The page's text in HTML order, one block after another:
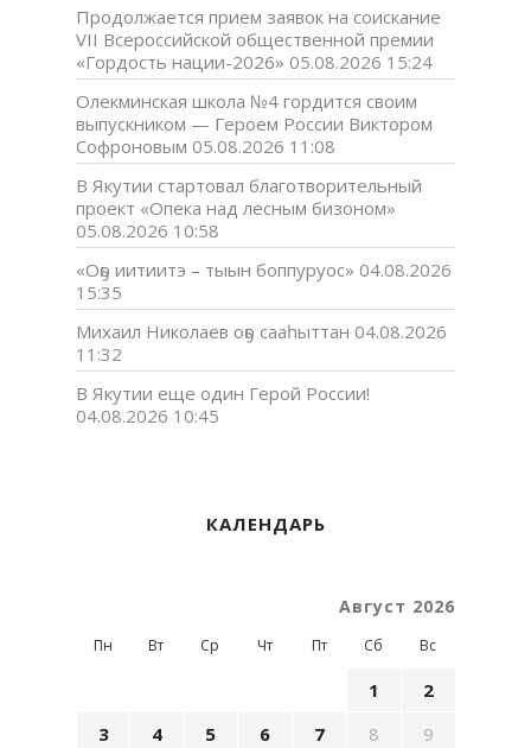
Продолжается прием заявок на соискание
VII Всероссийской общественной премии
«Гордость нации-2026» 05.08.2026 15:24
Олекминская школа №4 гордится своим
выпускником — Героем России Виктором
Софроновым 05.08.2026 11:08
В Якутии стартовал благотворительный
проект «Опека над лесным бизоном»
05.08.2026 10:58
«Оҕо иитиитэ – тыын боппуруос» 04.08.2026
15:35
Михаил Николаев оҕо сааһыттан 04.08.2026
11:32
В Якутии еще один Герой России!
04.08.2026 10:45
КАЛЕНДАРЬ
Август 2026
Пн Вт Ср Чт Пт Сб Вс
1
2
3
4 5 6 7 8
9